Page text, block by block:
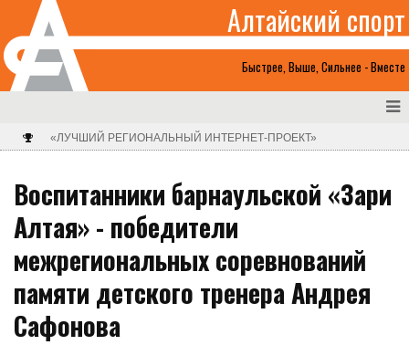
Быстрее, Выше, Сильнее - Вместе
Алтайский спорт
«ЛУЧШИЙ РЕГИОНАЛЬНЫЙ ИНТЕРНЕТ-ПРОЕКТ»
Воспитанники барнаульской «Зари
Алтая» - победители
межрегиональных соревнований
памяти детского тренера Андрея
Сафонова